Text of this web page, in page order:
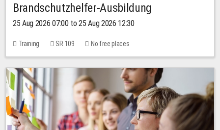
Brandschutzhelfer-Ausbildung
25 Aug 2026 07:00 to 25 Aug 2026 12:30
Training SR 109 No free places